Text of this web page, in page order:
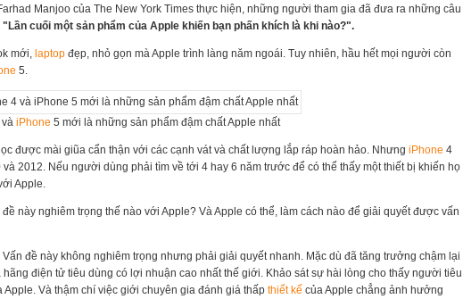
Manjoo của The New York Times thực hiện, những người tham gia đã đưa ra những câu
"Lần cuối một sản phẩm của Apple khiến bạn phấn khích là khi nào?".
mới, laptop đẹp, nhỏ gọn mà Apple trình làng năm ngoái. Tuy nhiên, hầu hết mọi người còn
5.
và i Phone 5 mới là những sản phẩm đậm chất Apple nhất
được mài giũa cẩn thận với các cạnh vát và chất lượng lắp ráp hoàn hảo. Nhưng i Phone 4
và 2012. Nếu người dùng phải tìm về tới 4 hay 6 năm trước để có thể thấy một thiết bị khiến họ
Apple.
này nghiêm trọng thế nào với Apple? Và Apple có thể, làm cách nào để giải quyết được vấn
đề này không nghiêm trọng nhưng phải giải quyết nhanh. Mặc dù đã tăng trưởng chậm lại
điện tử tiêu dùng có lợi nhuận cao nhất thế giới. Khảo sát sự hài lòng cho thấy người tiêu
Apple. Và thậm chí việc giới chuyên gia đánh giá thấp thiết kế của Apple chẳng ảnh hưởng